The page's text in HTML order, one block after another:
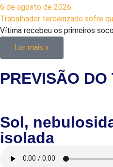
6 de agosto de 2026
Trabalhador terceirizado sofre
Vítima recebeu os primeiros
Ler mais »
PREVISÃO DO
Sol,
isolada